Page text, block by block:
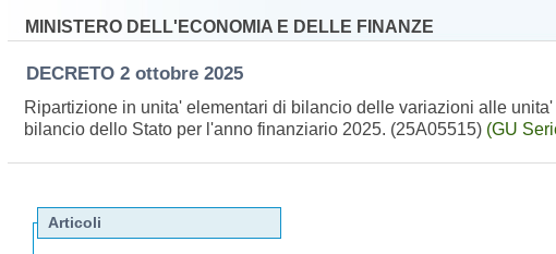
MINISTERO DELL'ECONOMIA E DELLE FINANZE
DECRETO 2 ottobre 2025
Ripartizione in unita' elementari di bilancio delle variazioni alle
bilancio dello Stato per l'anno finanziario 2025. (25A05515) (GU